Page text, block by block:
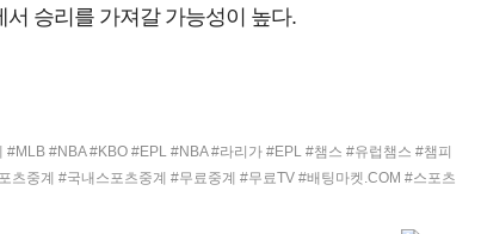
승리를 가져갈 가능성이 높다.
#NBA #KBO #EPL #NBA #라리가 #EPL #챔스 #유럽챔스 #챔피
중계 #국내스포츠중계 #무료중계 #무료TV #배팅마켓.COM #스포츠